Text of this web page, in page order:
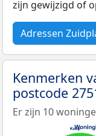
zijn gewijzigd of
Adressen
Kenmerken
postcode
Er zijn 10